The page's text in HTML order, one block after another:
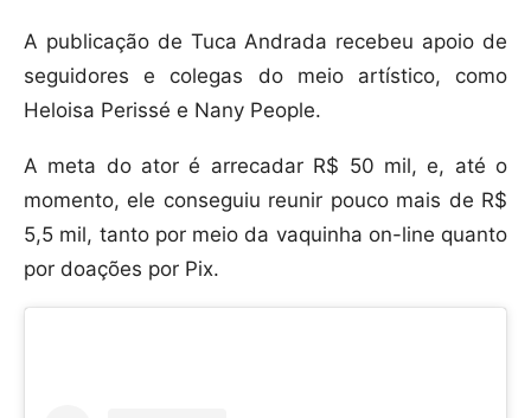
A publicação de Tuca Andrada recebeu apoio de
seguidores e colegas do meio artístico, como
Heloisa Perissé e Nany People.
A meta do ator é arrecadar R$ 50 mil, e, até o
momento, ele conseguiu reunir pouco mais de R$
5,5 mil, tanto por meio da vaquinha on-line quanto
por doações por Pix.